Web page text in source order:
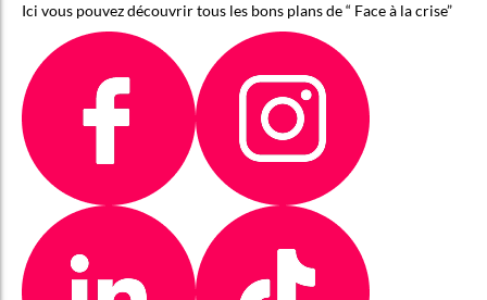
Ici vous pouvez découvrir tous les bons plans de “ Face à la crise”